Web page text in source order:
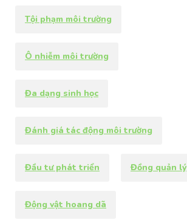
Tội phạm môi trường
Ô nhiễm môi trường
Đa dạng sinh học
Đánh giá tác động môi trường
Đầu tư phát triển Đồng quản lý
Động vật hoang dã